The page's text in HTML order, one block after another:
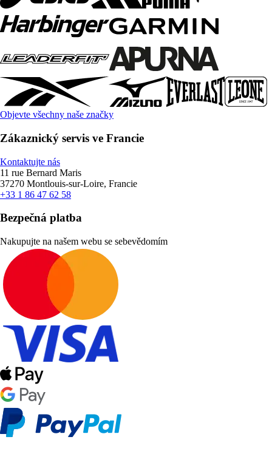
Objevte všechny naše značky
Zákaznický servis ve Francie
Kontaktujte nás
11 rue Bernard Maris
37270 Montlouis-sur-Loire, Francie
+33 1 86 47 62 58
Bezpečná platba
Nakupujte na našem webu se sebevědomím